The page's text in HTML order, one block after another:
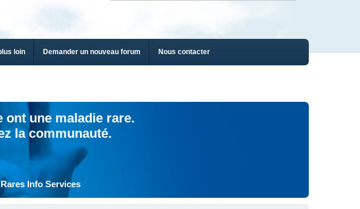
loin Demander un nouveau forum Nous contacter
ont une maladie rare.
la communauté.
Info Services